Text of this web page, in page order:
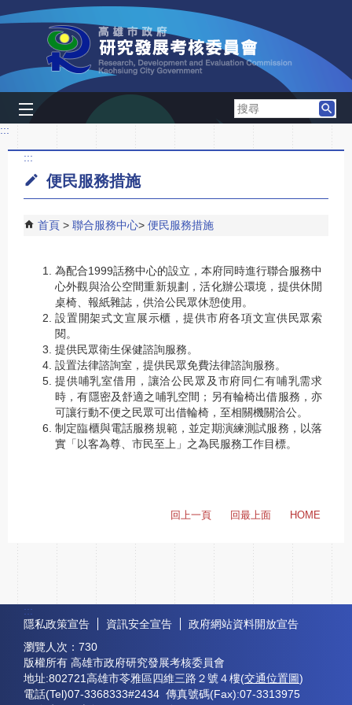
跳到主要內容區塊
搜
尋
:::
:::
便民服務措施
首頁 聯合服務中心 便民服務措施
為配合1999話務中心的設立，本府同時進行聯合服務中
心外觀與洽公空間重新規劃，活化辦公環境，提供休閒
桌椅、報紙雜誌，供洽公民眾休憩使用。
設置開架式文宣展示櫃，提供市府各項文宣供民眾索
閱。
提供民眾衛生保健諮詢服務。
設置法律諮詢室，提供民眾免費法律諮詢服務。
提供哺乳室借用，讓洽公民眾及市府同仁有哺乳需求
時，有隱密及舒適之哺乳空間；另有輪椅出借服務，亦
可讓行動不便之民眾可出借輪椅，至相關機關洽公。
制定臨櫃與電話服務規範，並定期演練測試服務，以落
實「以客為尊、市民至上」之為民服務工作目標。
回上一頁 回最上面 HOME
:::
隱私政策宣告
資訊安全宣告
政府網站資料開放宣告
瀏覽人次： 730
版權所有 高雄市政府研究發展考核委員會
地址:802721高雄市苓雅區四維三路２號４樓(交通位置圖)
電話(Tel)07-3368333#2434 傳真號碼(Fax):07-3313975